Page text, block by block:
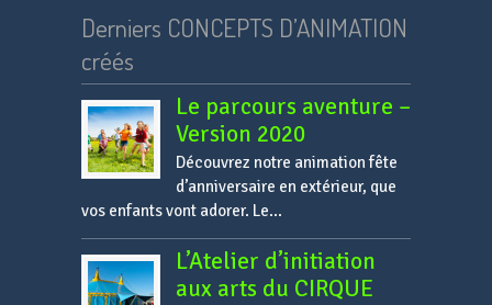
Derniers CONCEPTS D’ANIMATION
créés
Le parcours aventure –
Version 2020
Découvrez notre animation fête
d’anniversaire en extérieur, que
vos enfants vont adorer. Le...
L’Atelier d’initiation
aux arts du CIRQUE